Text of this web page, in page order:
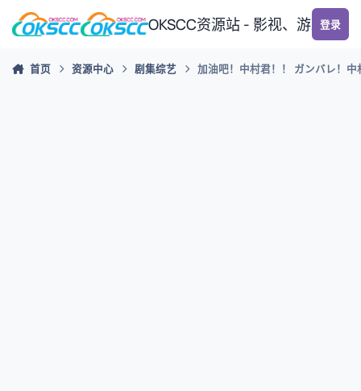
跳转到帖子
OKSCC资源站 - 影视、游戏、
登录
首页 资源中心 剧集综艺 加油吧！中村君！！ ガンバレ！